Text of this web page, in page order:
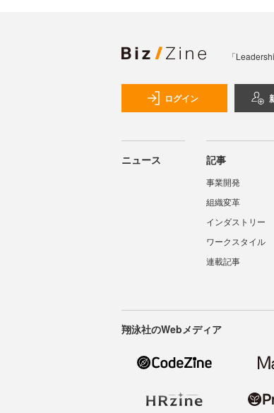
「
ログイン
ニュース 記事
事業開発
組織変革
インダストリー
ワークスタイル
連載記事
翔泳社のWebメディア